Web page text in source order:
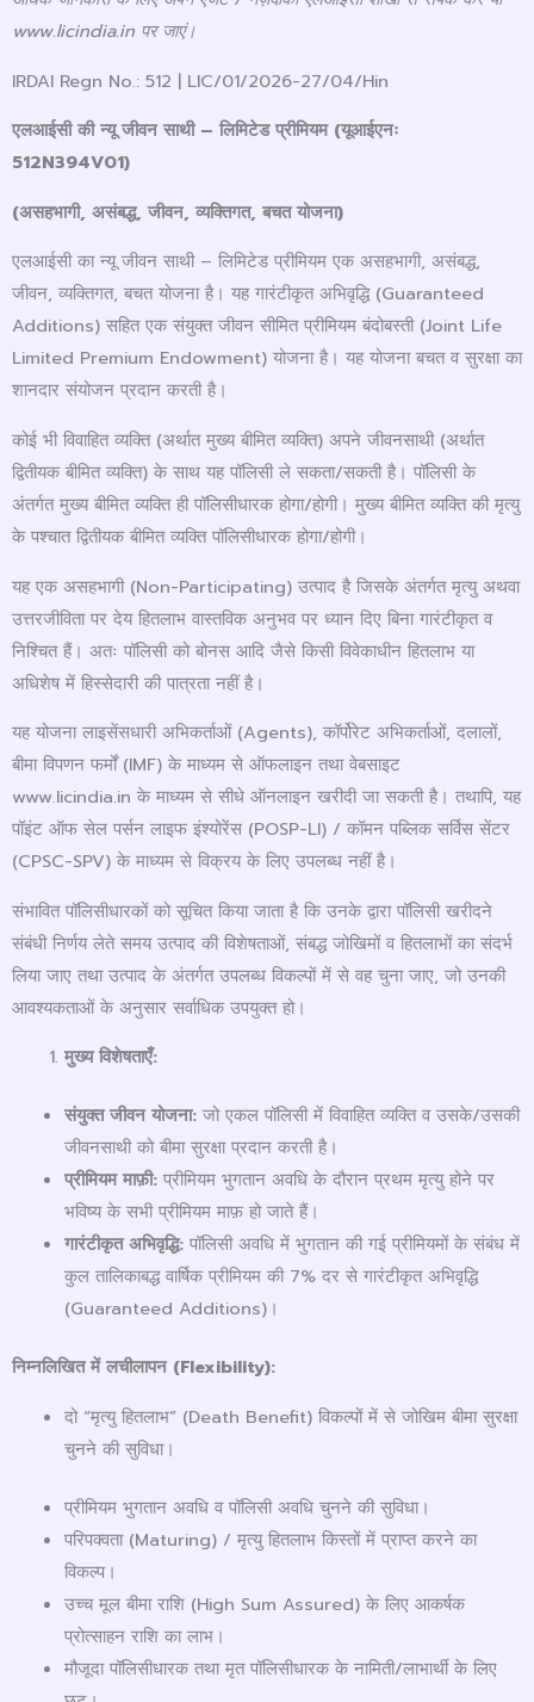
www.licindia.in पर जाएं।
IRDAI Regn No.: 512 | LIC/01/2026-27/04/Hin
एलआईसी की न्यू जीवन साथी – लिमिटेड प्रीमियम (यूआईएनः
512N394V01)
(असहभागी, असंबद्ध, जीवन, व्यक्तिगत, बचत योजना)
एलआईसी का न्यू जीवन साथी – लिमिटेड प्रीमियम एक असहभागी, असंबद्ध,
जीवन, व्यक्तिगत, बचत योजना है। यह गारंटीकृत अभिवृद्धि (Guaranteed
Additions) सहित एक संयुक्त जीवन सीमित प्रीमियम बंदोबस्ती (Joint Life
Limited Premium Endowment) योजना है। यह योजना बचत व सुरक्षा का
शानदार संयोजन प्रदान करती है।
कोई भी विवाहित व्यक्ति (अर्थात मुख्य बीमित व्यक्ति) अपने जीवनसाथी (अर्थात
द्वितीयक बीमित व्यक्ति) के साथ यह पॉलिसी ले सकता/सकती है। पॉलिसी के
अंतर्गत मुख्य बीमित व्यक्ति ही पॉलिसीधारक होगा/होगी। मुख्य बीमित व्यक्ति की मृत्यु
के पश्चात द्वितीयक बीमित व्यक्ति पॉलिसीधारक होगा/होगी।
यह एक असहभागी (Non-Participating) उत्पाद है जिसके अंतर्गत मृत्यु अथवा
उत्तरजीविता पर देय हितलाभ वास्तविक अनुभव पर ध्यान दिए बिना गारंटीकृत व
निश्चित हैं। अतः पॉलिसी को बोनस आदि जैसे किसी विवेकाधीन हितलाभ या
अधिशेष में हिस्सेदारी की पात्रता नहीं है।
यह योजना लाइसेंसधारी अभिकर्ताओं (Agents), कॉर्पोरेट अभिकर्ताओं, दलालों,
बीमा विपणन फर्मों (IMF) के माध्यम से ऑफलाइन तथा वेबसाइट
www.licindia.in के माध्यम से सीधे ऑनलाइन खरीदी जा सकती है। तथापि, यह
पॉइंट ऑफ सेल पर्सन लाइफ इंश्योरेंस (POSP-LI) / कॉमन पब्लिक सर्विस सेंटर
(CPSC-SPV) के माध्यम से विक्रय के लिए उपलब्ध नहीं है।
संभावित पॉलिसीधारकों को सूचित किया जाता है कि उनके द्वारा पॉलिसी खरीदने
संबंधी निर्णय लेते समय उत्पाद की विशेषताओं, संबद्ध जोखिमों व हितलाभों का संदर्भ
लिया जाए तथा उत्पाद के अंतर्गत उपलब्ध विकल्पों में से वह चुना जाए, जो उनकी
आवश्यकताओं के अनुसार सर्वाधिक उपयुक्त हो।
मुख्य विशेषताएँ:
संयुक्त जीवन योजना:जो एकल पॉलिसी में विवाहित व्यक्ति व उसके/उसकी
जीवनसाथी को बीमा सुरक्षा प्रदान करती है।
प्रीमियम माफ़ी:प्रीमियम भुगतान अवधि के दौरान प्रथम मृत्यु होने पर
भविष्य के सभी प्रीमियम माफ़ हो जाते हैं।
गारंटीकृत अभिवृद्धि:पॉलिसी अवधि में भुगतान की गई प्रीमियमों के संबंध में
कुल तालिकाबद्ध वार्षिक प्रीमियम की 7% दर से गारंटीकृत अभिवृद्धि
(Guaranteed Additions)।
निम्नलिखित में लचीलापन (Flexibility):
दो “मृत्यु हितलाभ” (Death Benefit) विकल्पों में से जोखिम बीमा सुरक्षा
चुनने की सुविधा।
प्रीमियम भुगतान अवधि व पॉलिसी अवधि चुनने की सुविधा।
परिपक्वता (Maturing) / मृत्यु हितलाभ किस्तों में प्राप्त करने का
विकल्प।
उच्च मूल बीमा राशि (High Sum Assured) के लिए आकर्षक
प्रोत्साहन राशि का लाभ।
मौजूदा पॉलिसीधारक तथा मृत पॉलिसीधारक के नामिती/लाभार्थी के लिए